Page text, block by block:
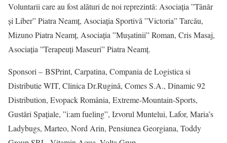
Voluntarii care au fost alături de noi reprezintă: Asociația ”Tânăr
și Liber” Piatra Neamț, Asociația Sportivă ”Victoria” Tarcău,
Mizuno Piatra Neamț, Asociația ”Mușatinii” Roman, Cris Masaj,
Asociația ”Terapeuți Maseuri” Piatra Neamț.
Sponsori – BSPrint, Carpatina, Compania de Logistica si
Distributie WIT, Clinica Dr.Rugină, Comes S.A., Dinamic 92
Distribution, Evopack România, Extreme-Mountain-Sports,
Gustări Spațiale, ”i:am fueling”, Izvorul Muntelui, Lafor, Maria’s
Ladybugs, Marteo, Nord Arin, Pensiunea Georgiana, Toddy